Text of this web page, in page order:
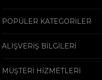
POPÜLER KATEGORİLER
ALIŞVERİŞ BİLGİLERİ
MÜŞTERİ HİZMETLERİ